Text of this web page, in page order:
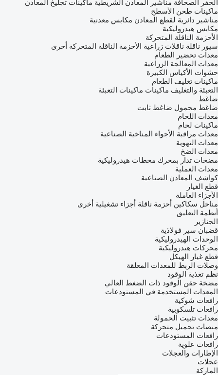
الحفر الصحافة مناشير المعادن الشريطية ماكينات تجليخ المعادن
ماكينات طحن الأسطح
مناشير دائرية لقطع المعادن مكابس معدنية
مكابس هيدروليكية
الأحزمة الناقلة المتحركة
سيور ناقلة ناقلات زراعية الأحزمة الناقلة المتحركة أخرى
معدات تحضير الطعام
معدات المعالجة الزراعية
حشوات الأكياس الكبيرة
ماكينات تغليف الطعام
التعبئة والتغليف ماكينات ماكينات التعبئة
ضاغط
ضاغط محمول ضاغط ثابت
معدات اللحام
ماكينات لحام
معدات مراقبة الأجواء المناخية الصناعية
معدات التهوية
معدات الضخ
مضخات تدار بمحرك محطات هيدروليكية
معدات العملية
كواشف المعادن الصناعية
قطع الغيار
الأجزاء العاملة
مناخل سكاكين أحزمة ناقلة أجزاء تشغيلية أخرى
أنظمة التعليق
الجنازير
قضبان سير فولاذية
الوحدات الهيدروليكية
محركات هيدروليكية
قطع غيار الهيكل
وصلات الربط للمعدات المعلقة
نظم تغذية الوقود
مضخة حقن الوقود ذات الضغط العالي
المعدات المستخدمة في المستودعات
رافعات شوكية
رافعات تلسكوبية
معدات تثبيت الحمولة
منصات تحميل متحركة
رافعات المستودعات
رافعات علوية
الإطارات والعجلات
عجلات
الماركة